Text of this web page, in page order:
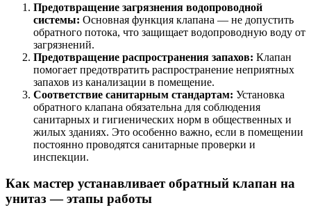
Предотвращение загрязнения водопроводной
системы: Основная функция клапана — не допустить
обратного потока, что защищает водопроводную воду от
загрязнений.
Предотвращение распространения запахов: Клапан
помогает предотвратить распространение неприятных
запахов из канализации в помещение.
Соответствие санитарным стандартам: Установка
обратного клапана обязательна для соблюдения
санитарных и гигиенических норм в общественных и
жилых зданиях. Это особенно важно, если в помещении
постоянно проводятся санитарные проверки и
инспекции.
Как мастер устанавливает обратный клапан на
унитаз ― этапы работы